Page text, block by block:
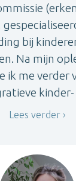
bij
Na mijn
ik me verder
kinder-
Lees verder